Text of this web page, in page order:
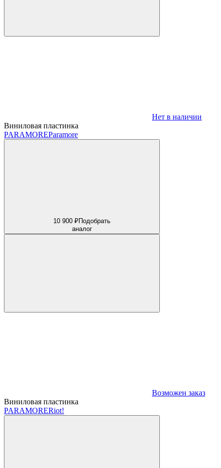
Нет в наличии
Виниловая пластинка
PARAMOREParamore
10 900 ₽Подобрать
аналог
Возможен заказ
Виниловая пластинка
PARAMORERiot!